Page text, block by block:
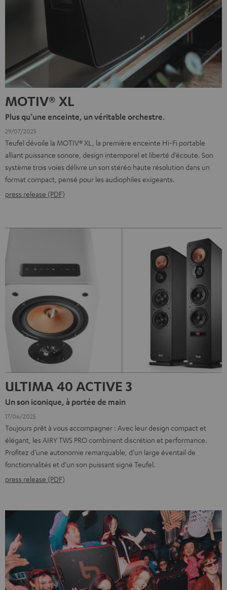
MOTIV® XL
Plus qu’une enceinte, un véritable orchestre.
29/07/2025
Teufel dévoile la MOTIV® XL, la première enceinte Hi-Fi portable
alliant puissance sonore, design intemporel et liberté d’écoute. Son
système trois voies délivre un son stéréo haute résolution dans un
format compact, pensé pour les audiophiles exigeants.
press release (PDF)
ULTIMA 40 ACTIVE 3
Un son iconique, à portée de main
17/06/2025
Toujours prêt à vous accompagner : Avec leur design compact et
élégant, les AIRY TWS PRO combinent discrétion et performance.
Profitez d’une autonomie remarquable, d’un large éventail de
fonctionnalités et d’un son puissant signé Teufel.
press release (PDF)